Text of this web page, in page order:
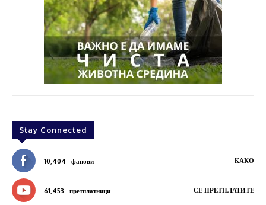
Stay Connected
10,404 фанови КАКО
61,453 претплатници СЕ ПРЕТПЛАТИТЕ